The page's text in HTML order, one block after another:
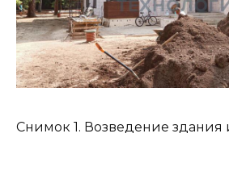
Снимок 1. Возведение здания